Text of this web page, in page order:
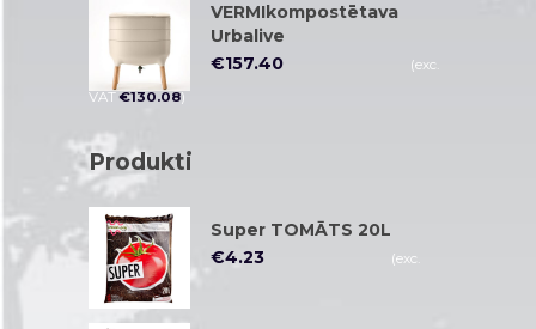
VERMIkompostētava
Urbalive
€157.40
(exc.
VAT€130.08)
Produkti
Super TOMĀTS 20L
€4.23
(exc.
VAT€3.50)